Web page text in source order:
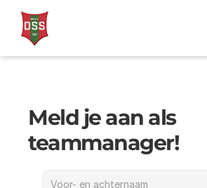
Meld je aan als
teammanager!